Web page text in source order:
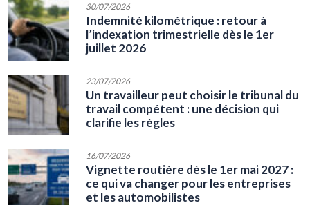
30/07/2026
Indemnité kilométrique : retour à
l’indexation trimestrielle dès le 1er
juillet 2026
23/07/2026
Un travailleur peut choisir le tribunal du
travail compétent : une décision qui
clarifie les règles
16/07/2026
Vignette routière dès le 1er mai 2027 :
ce qui va changer pour les entreprises
et les automobilistes